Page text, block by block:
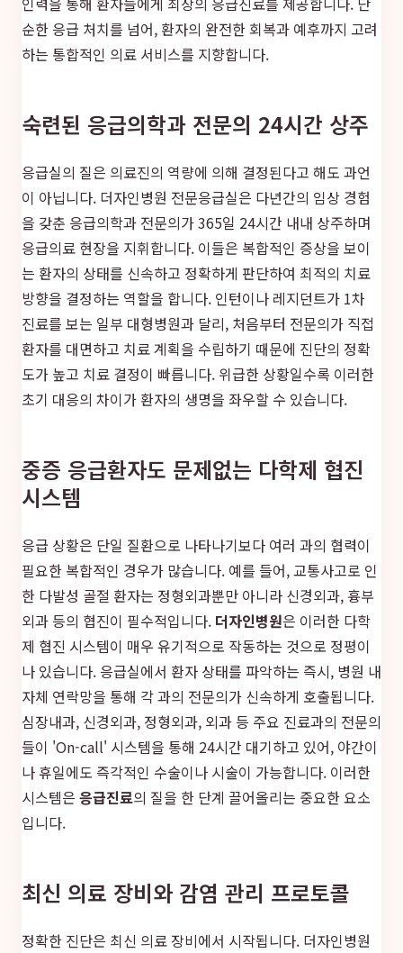
순한 응급 처치를 넘어, 환자의 완전한 회복과 예후까지 고려
하는 통합적인 의료 서비스를 지향합니다.
숙련된 응급의학과 전문의 24시간 상주
응급실의 질은 의료진의 역량에 의해 결정된다고 해도 과언
이 아닙니다. 더자인병원 전문응급실은 다년간의 임상 경험
을 갖춘 응급의학과 전문의가 365일 24시간 내내 상주하며
응급의료 현장을 지휘합니다. 이들은 복합적인 증상을 보이
는 환자의 상태를 신속하고 정확하게 판단하여 최적의 치료
방향을 결정하는 역할을 합니다. 인턴이나 레지던트가 1차
진료를 보는 일부 대형병원과 달리, 처음부터 전문의가 직접
환자를 대면하고 치료 계획을 수립하기 때문에 진단의 정확
도가 높고 치료 결정이 빠릅니다. 위급한 상황일수록 이러한
초기 대응의 차이가 환자의 생명을 좌우할 수 있습니다.
중증 응급환자도 문제없는 다학제 협진
시스템
응급 상황은 단일 질환으로 나타나기보다 여러 과의 협력이
필요한 복합적인 경우가 많습니다. 예를 들어, 교통사고로 인
한 다발성 골절 환자는 정형외과뿐만 아니라 신경외과, 흉부
외과 등의 협진이 필수적입니다. 더자인병원은 이러한 다학
제 협진 시스템이 매우 유기적으로 작동하는 것으로 정평이
나 있습니다. 응급실에서 환자 상태를 파악하는 즉시, 병원 내
자체 연락망을 통해 각 과의 전문의가 신속하게 호출됩니다.
심장내과, 신경외과, 정형외과, 외과 등 주요 진료과의 전문의
들이 'On-call' 시스템을 통해 24시간 대기하고 있어, 야간이
나 휴일에도 즉각적인 수술이나 시술이 가능합니다. 이러한
시스템은 응급진료의 질을 한 단계 끌어올리는 중요한 요소
입니다.
최신 의료 장비와 감염 관리 프로토콜
정확한 진단은 최신 의료 장비에서 시작됩니다. 더자인병원